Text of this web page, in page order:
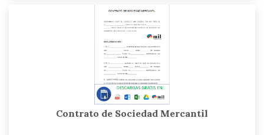
Contrato de Sociedad Mercantil